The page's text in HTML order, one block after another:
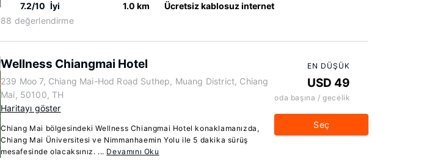
7.2/10 İyi
88 değerlendirme
1.0 km Ücretsiz kablosuz internet
Wellness Chiangmai Hotel
239 Moo 7, Chiang Mai-Hod Road Suthep, Muang District, Chiang
Mai, 50100, TH
Haritayı göster
Chiang Mai bölgesindeki Wellness Chiangmai Hotel konaklamanızda,
Chiang Mai Üniversitesi ve Nimmanhaemin Yolu ile 5 dakika sürüş
mesafesinde olacaksınız. ... Devamını Oku
EN DÜŞÜK
USD 49
oda başına / gecelik
Seç